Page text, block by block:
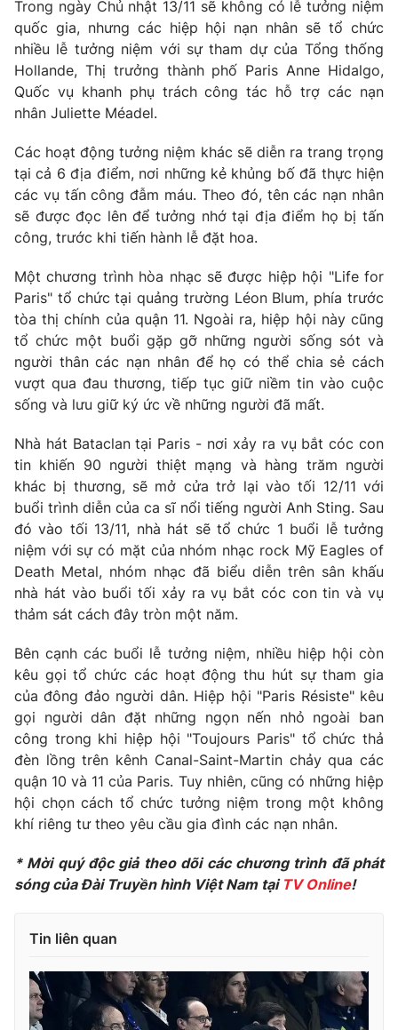
Chất lượng cuộc sống
Học trực tuyến
Công nghệ
Hitech Công nghệ tương lai
Sản phẩm
Thị trường
Tư vấn
Giao lưu trực tuyến
Lịch phát sóng
Chuyên mục khác
Emagazine Podcast
Video Shorts video
VTV Money VTV Thể thao
VTV Sức khoẻ Bất động sản
Thị trường 24h Tấm lòng Việt
VTV4 Vươn mình bằng AI
VTV9 VTV8
Liên hệ tòa soạn English
THỜI BÁO VTV
Theo dõi báo trên
Cơ quan chủ quản:
Đài Truyền hình Việt Nam
Cơ quan báo chí:Thời báo VTV
Tổng Biên tập:Vũ Thanh Thủy
Phó Tổng Biên tập:Nguyễn Thị Mỹ Hạnh, Phạm Quốc Thắng,
Nguyễn Trọng Ninh
Tổng đài VTV: 024.38 355 931 - 024.38 355 932
Trong ngày Chủ nhật 13/11 sẽ không có lễ tưởng niệm
quốc gia, nhưng các hiệp hội nạn nhân sẽ tổ chức
nhiều lễ tưởng niệm với sự tham dự của Tổng thống
Hollande, Thị trưởng thành phố Paris Anne Hidalgo,
Quốc vụ khanh phụ trách công tác hỗ trợ các nạn
nhân Juliette Méadel.
Các hoạt động tưởng niệm khác sẽ diễn ra trang trọng
tại cả 6 địa điểm, nơi những kẻ khủng bố đã thực hiện
các vụ tấn công đẫm máu. Theo đó, tên các nạn nhân
sẽ được đọc lên để tưởng nhớ tại địa điểm họ bị tấn
công, trước khi tiến hành lễ đặt hoa.
Một chương trình hòa nhạc sẽ được hiệp hội "Life for
Paris" tổ chức tại quảng trường Léon Blum, phía trước
tòa thị chính của quận 11. Ngoài ra, hiệp hội này cũng
tổ chức một buổi gặp gỡ những người sống sót và
người thân các nạn nhân để họ có thể chia sẻ cách
vượt qua đau thương, tiếp tục giữ niềm tin vào cuộc
sống và lưu giữ ký ức về những người đã mất.
Nhà hát Bataclan tại Paris - nơi xảy ra vụ bắt cóc con
tin khiến 90 người thiệt mạng và hàng trăm người
khác bị thương, sẽ mở cửa trở lại vào tối 12/11 với
buổi trình diễn của ca sĩ nổi tiếng người Anh Sting. Sau
đó vào tối 13/11, nhà hát sẽ tổ chức 1 buổi lễ tưởng
niệm với sự có mặt của nhóm nhạc rock Mỹ Eagles of
Death Metal, nhóm nhạc đã biểu diễn trên sân khấu
nhà hát vào buổi tối xảy ra vụ bắt cóc con tin và vụ
thảm sát cách đây tròn một năm.
Bên cạnh các buổi lễ tưởng niệm, nhiều hiệp hội còn
kêu gọi tổ chức các hoạt động thu hút sự tham gia
của đông đảo người dân. Hiệp hội "Paris Résiste" kêu
gọi người dân đặt những ngọn nến nhỏ ngoài ban
công trong khi hiệp hội "Toujours Paris" tổ chức thả
đèn lồng trên kênh Canal-Saint-Martin chảy qua các
quận 10 và 11 của Paris. Tuy nhiên, cũng có những hiệp
hội chọn cách tổ chức tưởng niệm trong một không
khí riêng tư theo yêu cầu gia đình các nạn nhân.
* Mời quý độc giả theo dõi các chương trình đã phát
sóng của Đài Truyền hình Việt Nam tại TV Online!
Tin liên quan